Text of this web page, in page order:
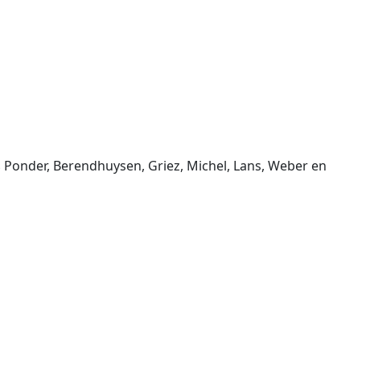
Berendhuysen, Griez, Michel, Lans, Weber en